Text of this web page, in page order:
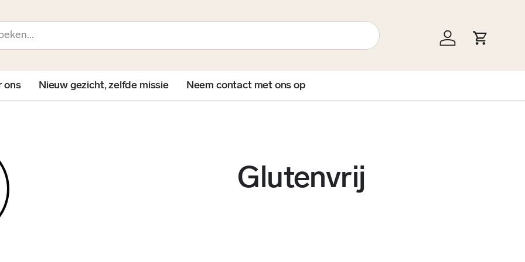
Inloggen
ons Nieuw gezicht, zelfde missie Neem contact met ons op
Glutenvrij